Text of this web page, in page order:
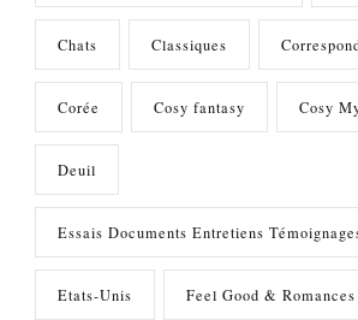
Chats Classiques
Corée Cosy fantasy Cosy
Deuil
Essais Documents Entretiens
Etats-Unis Feel Good & Romances